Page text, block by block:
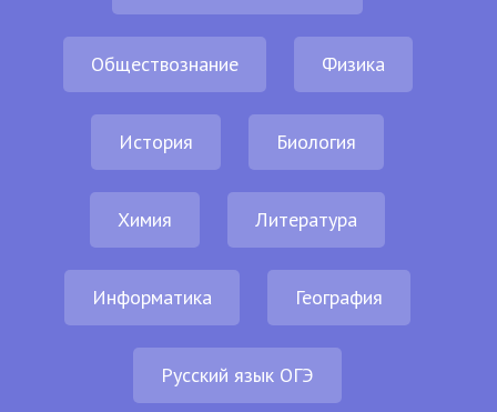
Обществознание Физика
История Биология
Химия Литература
Информатика География
Русский язык ОГЭ